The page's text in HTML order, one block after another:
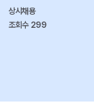
상시채용
조회수 299